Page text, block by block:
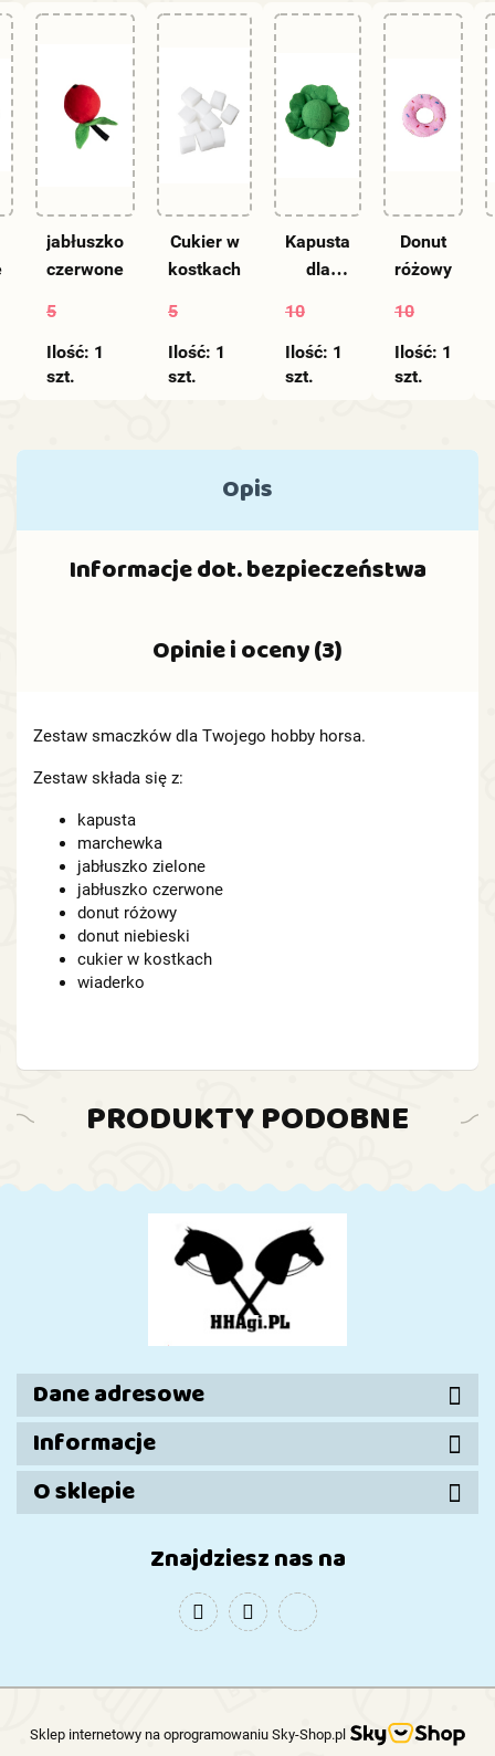
jabłuszko
czerwone
5
Ilość: 1
szt.
Cukier w
kostkach
5
Ilość: 1
szt.
Kapusta
dla
10
Ilość: 1
szt.
Donut
różowy
10
Ilość: 1
szt.
Opis
Informacje dot. bezpieczeństwa
Opinie i oceny (3)
Zestaw smaczków dla Twojego hobby horsa.
Zestaw składa się z:
kapusta
marchewka
jabłuszko zielone
jabłuszko czerwone
donut różowy
donut niebieski
cukier w kostkach
wiaderko
PRODUKTY PODOBNE
Dane adresowe
Informacje
O sklepie
Znajdziesz nas na
Sklep internetowy na oprogramowaniu Sky-Shop.pl